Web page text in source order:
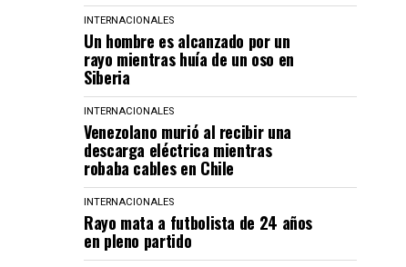
INTERNACIONALES
Un hombre es alcanzado por un
rayo mientras huía de un oso en
Siberia
INTERNACIONALES
Venezolano murió al recibir una
descarga eléctrica mientras
robaba cables en Chile
INTERNACIONALES
Rayo mata a futbolista de 24 años
en pleno partido